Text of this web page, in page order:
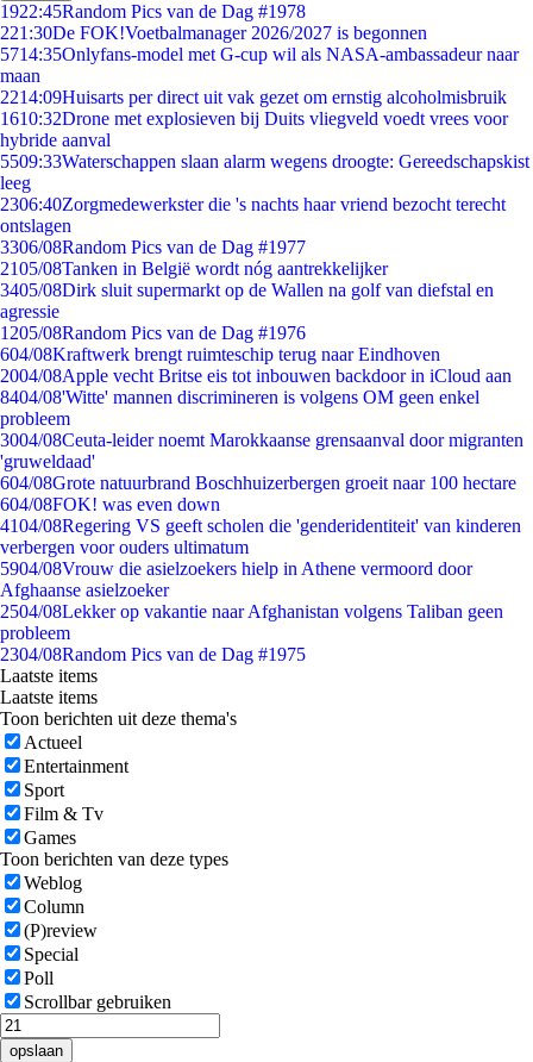
1922:45Random Pics van de Dag #1978
221:30De FOK!Voetbalmanager 2026/2027 is begonnen
5714:35Onlyfans-model met G-cup wil als NASA-ambassadeur naar
maan
2214:09Huisarts per direct uit vak gezet om ernstig alcoholmisbruik
1610:32Drone met explosieven bij Duits vliegveld voedt vrees voor
hybride aanval
5509:33Waterschappen slaan alarm wegens droogte: Gereedschapskist
leeg
2306:40Zorgmedewerkster die 's nachts haar vriend bezocht terecht
ontslagen
3306/08Random Pics van de Dag #1977
2105/08Tanken in België wordt nóg aantrekkelijker
3405/08Dirk sluit supermarkt op de Wallen na golf van diefstal en
agressie
1205/08Random Pics van de Dag #1976
604/08Kraftwerk brengt ruimteschip terug naar Eindhoven
2004/08Apple vecht Britse eis tot inbouwen backdoor in iCloud aan
8404/08'Witte' mannen discrimineren is volgens OM geen enkel
probleem
3004/08Ceuta-leider noemt Marokkaanse grensaanval door migranten
'gruweldaad'
604/08Grote natuurbrand Boschhuizerbergen groeit naar 100 hectare
604/08FOK! was even down
4104/08Regering VS geeft scholen die 'genderidentiteit' van kinderen
verbergen voor ouders ultimatum
5904/08Vrouw die asielzoekers hielp in Athene vermoord door
Afghaanse asielzoeker
2504/08Lekker op vakantie naar Afghanistan volgens Taliban geen
probleem
2304/08Random Pics van de Dag #1975
Laatste items
Laatste items
Toon berichten uit deze thema's
Actueel
Entertainment
Sport
Film & Tv
Games
Toon berichten van deze types
Weblog
Column
(P)review
Special
Poll
Scrollbar gebruiken
opslaan